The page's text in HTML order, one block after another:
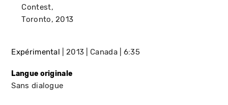
Contest
Toronto 2013
Expérimental 2013 Canada 6:35
Langue originale
Sans dialogue